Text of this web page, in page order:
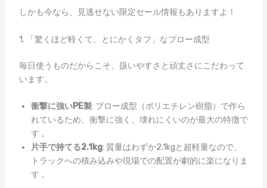
しかも今なら、見逃せない限定セール情報もありますよ！
1. 「驚くほど軽くて、とにかくタフ」なブロー成型
毎日使うものだからこそ、扱いやすさと頑丈さにこだわって
います。
衝撃に強いPE製: ブロー成型（ポリエチレン樹脂）で作ら
れているため、衝撃に強く、壊れにくいのが最大の特徴で
す 。
片手で持てる2.1kg: 質量はわずか2.1kgと超軽量なので、
トラックへの積み込みや現場での配置が劇的に楽になりま
す 。